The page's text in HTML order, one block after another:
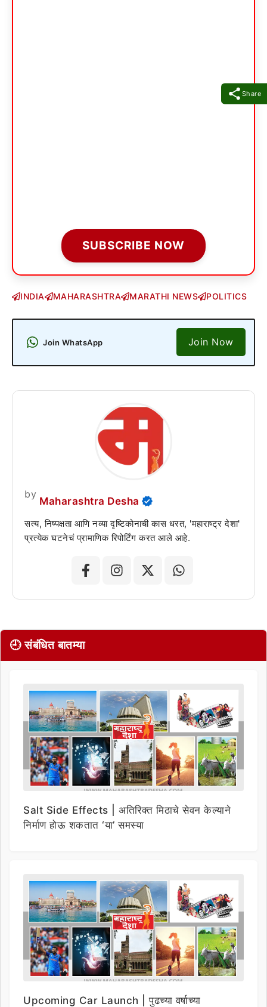
Share
SUBSCRIBE NOW
INDIA MAHARASHTRA MARATHI NEWS POLITICS
Join WhatsApp Join Now
by
Maharashtra Desha
सत्य, निष्पक्षता आणि नव्या दृष्टिकोनाची कास धरत, 'महाराष्ट्र देशा'
प्रत्येक घटनेचं प्रामाणिक रिपोर्टिंग करत आले आहे.
🕘 संबंधित बातम्या
Salt Side Effects | अतिरिक्त मिठाचे सेवन केल्याने
निर्माण होऊ शकतात ‘या’ समस्या
Upcoming Car Launch | पुढच्या वर्षाच्या